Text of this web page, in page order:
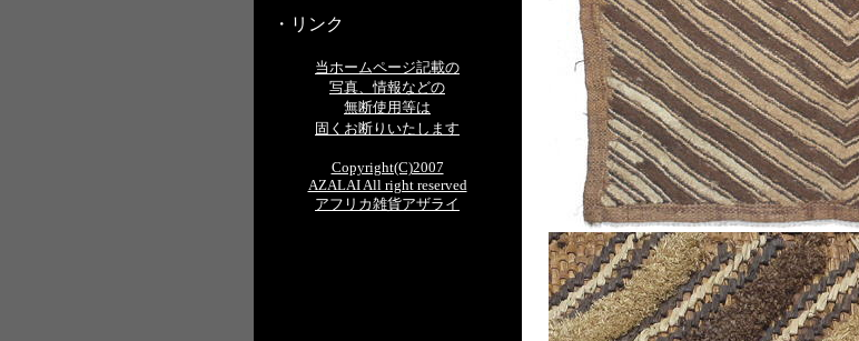
・リンク
当ホームページ記載の
写真、情報などの
無断使用等は
固くお断りいたします
Copyright(C)2007
AZALAI All right reserved
アフリカ雑貨アザライ